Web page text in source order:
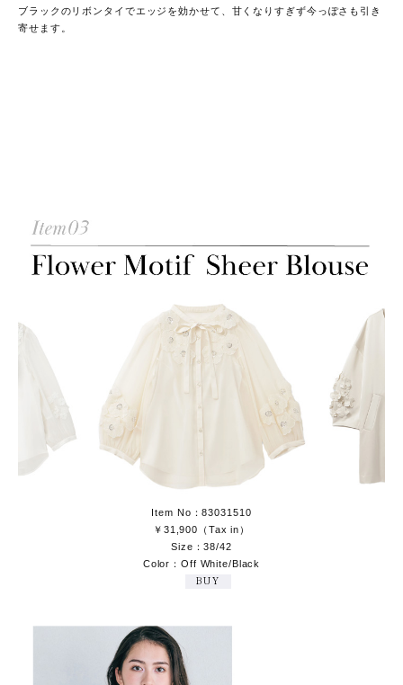
ブラックのリボンタイでエッジを効かせて、甘くなりすぎず今っぽさも引き
寄せます。
Item No：83031510
￥31,900（Tax in）
Size：38/42
Color：Off White/Black
BUY